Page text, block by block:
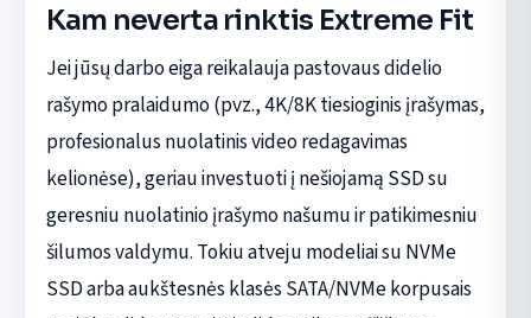
Kam neverta rinktis Extreme Fit
Jei jūsų darbo eiga reikalauja pastovaus didelio
rašymo pralaidumo (pvz., 4K/8K tiesioginis įrašymas,
profesionalus nuolatinis video redagavimas
kelionėse), geriau investuoti į nešiojamą SSD su
geresniu nuolatinio įrašymo našumu ir patikimesniu
šilumos valdymu. Tokiu atveju modeliai su NVMe
SSD arba aukštesnės klasės SATA/NVMe korpusais